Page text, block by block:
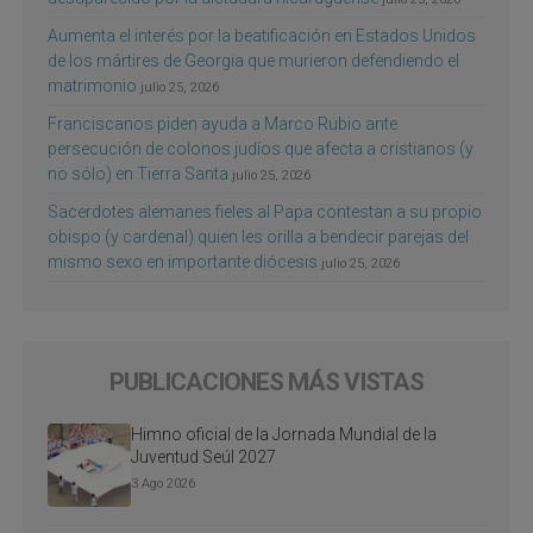
Aumenta el interés por la beatificación en Estados Unidos
de los mártires de Georgia que murieron defendiendo el
matrimonio julio 25, 2026
Franciscanos piden ayuda a Marco Rubio ante
persecución de colonos judíos que afecta a cristianos (y
no sólo) en Tierra Santa julio 25, 2026
Sacerdotes alemanes fieles al Papa contestan a su propio
obispo (y cardenal) quien les orilla a bendecir parejas del
mismo sexo en importante diócesis julio 25, 2026
PUBLICACIONES MÁS VISTAS
Himno oficial de la Jornada Mundial de la
Juventud Seúl 2027
3 Ago 2026